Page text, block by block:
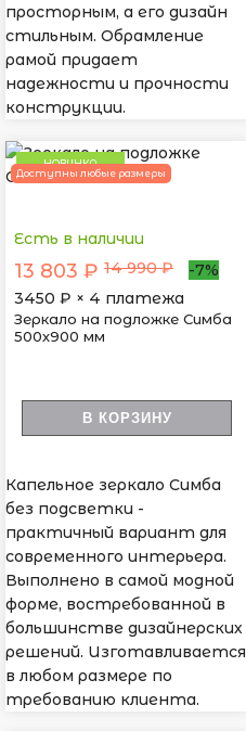
просторным, а его дизайн
стильным. Обрамление
рамой придает
надежности и прочности
конструкции.
НОВИНКА
Доступны любые размеры
Есть в наличии
13 803 ₽ 14 990 ₽
-7%
3450 ₽ × 4 платежа
Зеркало на подложке Симба
500х900 мм
В КОРЗИНУ
Капельное зеркало Симба
без подсветки -
практичный вариант для
современного интерьера.
Выполнено в самой модной
форме, востребованной в
большинстве дизайнерских
решений. Изготавливается
в любом размере по
требованию клиента.